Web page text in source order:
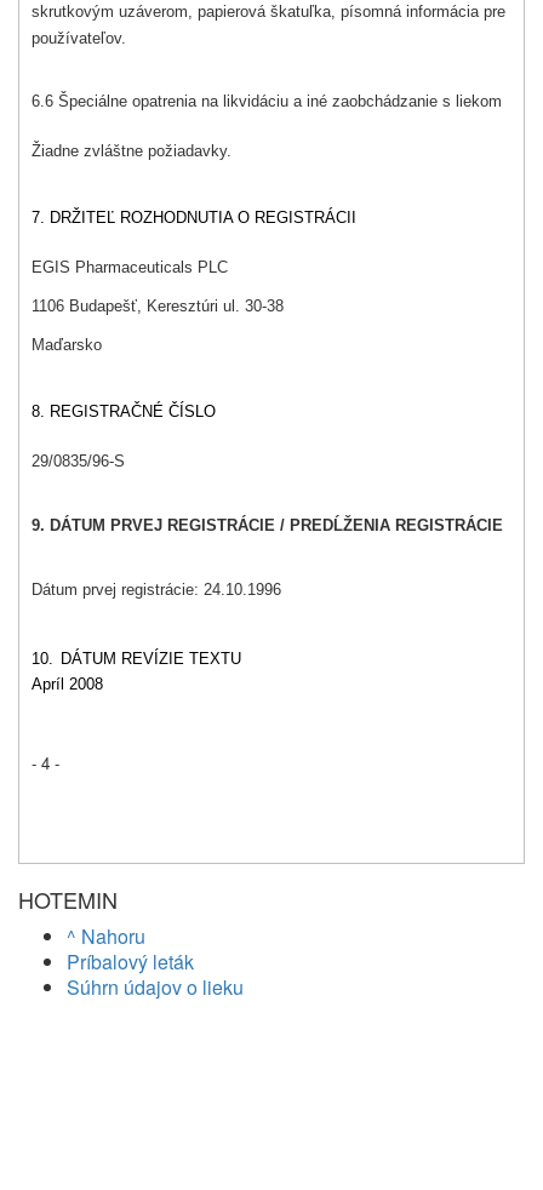
skrutkovým uzáverom, papierová škatuľka, písomná informácia pre
používateľov.
6.6 Špeciálne opatrenia na likvidáciu a iné zaobchádzanie s liekom
Žiadne zvláštne požiadavky.
7. DRŽITEĽ ROZHODNUTIA O REGISTRÁCII
EGIS Pharmaceuticals PLC
1106 Budapešť, Keresztúri ul. 30-38
Maďarsko
8. REGISTRAČNÉ ČÍSLO
29/0835/96-S
9. DÁTUM PRVEJ REGISTRÁCIE / PREDĹŽENIA REGISTRÁCIE
Dátum prvej registrácie: 24.10.1996
10.
DÁTUM REVÍZIE TEXTU
Apríl 2008
- 4 -
HOTEMIN
^ Nahoru
Príbalový leták
Súhrn údajov o lieku